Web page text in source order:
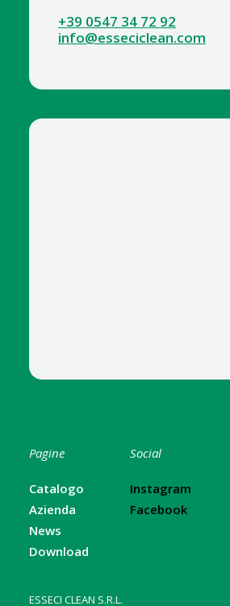
+39 0547 34 72 92
info@esseciclean.com
Pagine
Catalogo
Azienda
News
Download
Social
Instagram
Facebook
ESSECI CLEAN S.R.L.